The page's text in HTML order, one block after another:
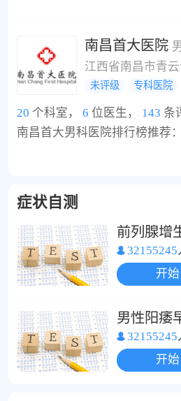
南昌首大医院
江西省南昌市青
未评级 专科医院
20 个科室， 6 位医生， 143 条
症状自测
32155245
开
男性阳痿
32155245
开